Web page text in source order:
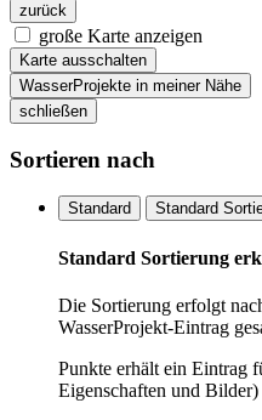
zurück
große Karte anzeigen
Karte ausschalten
WasserProjekte in meiner Nähe
schließen
Sortieren nach
Standard Standard
Standard Sortierung
Die Sortierung erfolgt
WasserProjekt-Eintrag
Punkte erhält ein Eintrag
Eigenschaften und Bilder)